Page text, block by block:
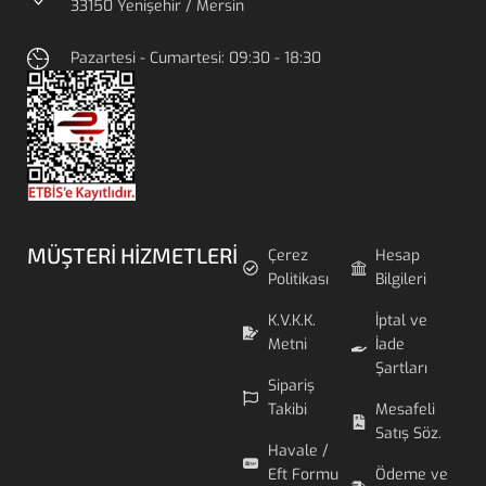
33150 Yenişehir / Mersin
Pazartesi - Cumartesi: 09:30 - 18:30
MÜŞTERI HIZMETLERI
Çerez
Politikası
K.V.K.K.
Metni
Sipariş
Takibi
Havale /
Eft Formu
Hesap
Bilgileri
İptal ve
İade
Şartları
Mesafeli
Satış Söz.
Ödeme ve